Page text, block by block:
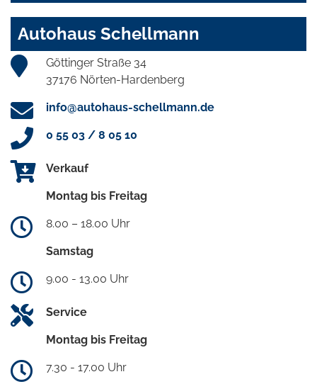
Autohaus Schellmann
Göttinger Straße 34
37176 Nörten-Hardenberg
info@autohaus-schellmann.de
0 55 03 / 8 05 10
Verkauf
Montag bis Freitag
8.00 – 18.00 Uhr
Samstag
9.00 - 13.00 Uhr
Service
Montag bis Freitag
7.30 - 17.00 Uhr